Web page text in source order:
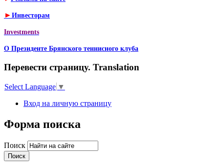
► Инвесторам
Investments
О Президенте Брянского теннисного клуба
Перевести страницу. Translation
Select Language ▼
Вход на личную страницу
Форма поиска
Поиск